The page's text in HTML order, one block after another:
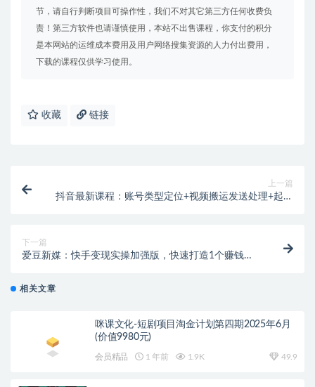
节，请自行判断项目可操作性，我们不对其它第三方任何收费负
责！第三方软件也请谨慎使用，本站不出售课程，你支付的积分
是本网站的运维成本费用及用户网络搜集资源的人力付出费用，
下载的课程仅供学习使用。
收藏 链接
上一篇
抖音最新课程：账号类型定位+视频搬运发送处理+起号
下一篇
爱豆新媒：快手变现实操加强版，快速打造1个赚钱的
相关文章
咪课文化-短剧项目淘金计划第四期2025年6月
(价值9980元)
会员精品 1 年前 1.9K 49.9